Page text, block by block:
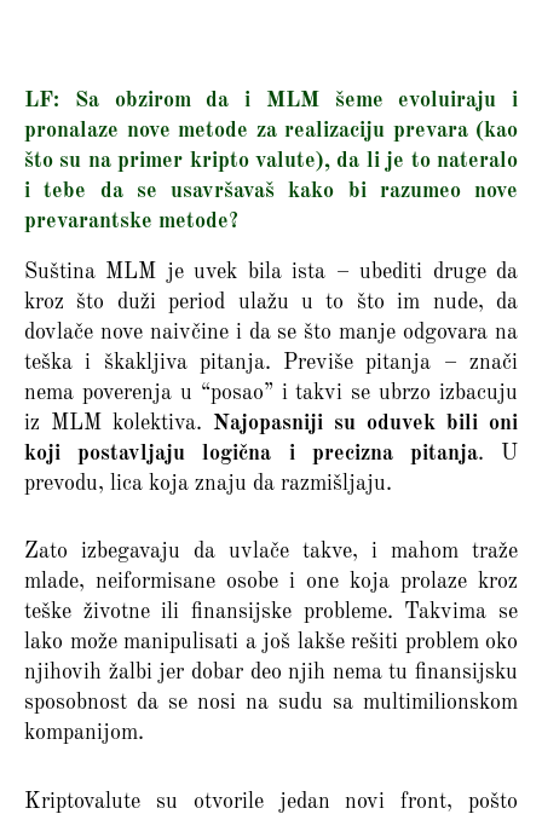
LF: Sa obzirom da i MLM šeme evoluiraju i
pronalaze nove metode za realizaciju prevara (kao
što su na primer kripto valute), da li je to nateralo
i tebe da se usavršavaš kako bi razumeo nove
prevarantske metode?
Suština MLM je uvek bila ista – ubediti druge da
kroz što duži period ulažu u to što im nude, da
dovlače nove naivčine i da se što manje odgovara na
teška i škakljiva pitanja. Previše pitanja – znači
nema poverenja u “posao” i takvi se ubrzo izbacuju
iz MLM kolektiva.
Najopasniji su oduvek bili oni
koji postavljaju logična i precizna pitanja. U
prevodu, lica koja znaju da razmišljaju.
Zato izbegavaju da uvlače takve, i mahom traže
mlade, neiformisane osobe i one koja prolaze kroz
teške životne ili finansijske probleme. Takvima se
lako može manipulisati a još lakše rešiti problem oko
njihovih žalbi jer dobar deo njih nema tu finansijsku
sposobnost da se nosi na sudu sa multimilionskom
kompanijom.
Kriptovalute su otvorile jedan novi front, pošto